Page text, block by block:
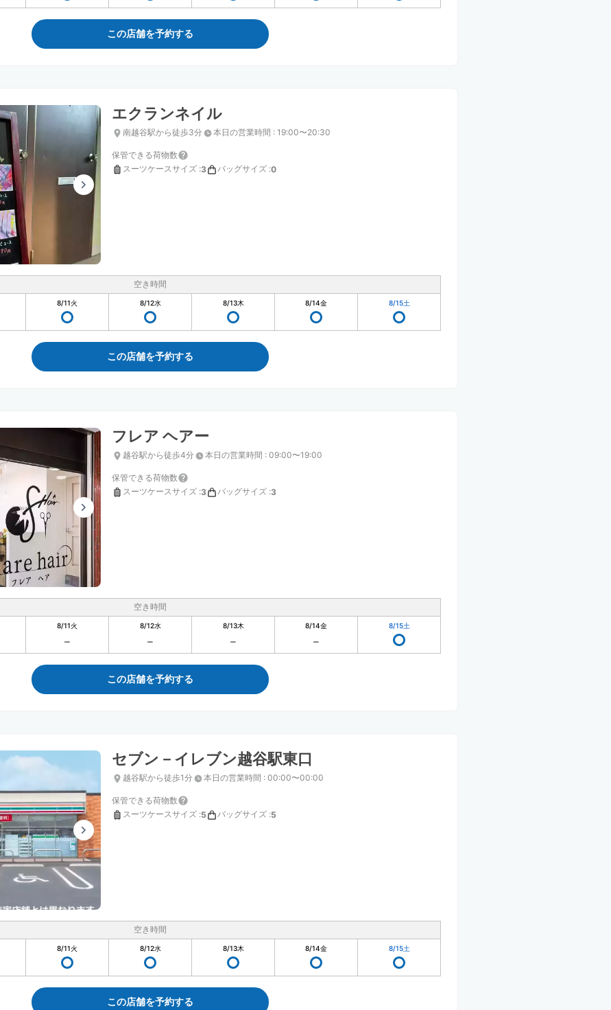
この店舗を予約する
エクランネイル
南越谷駅から徒歩3分 本日の営業時間 : 19:00〜20:30
保管できる荷物数
スーツケースサイズ :3 バッグサイズ :0
空き時間
8/11火 8/12水 8/13木 8/14金 8/15土
この店舗を予約する
フレア ヘアー
越谷駅から徒歩4分 本日の営業時間 : 09:00〜19:00
保管できる荷物数
スーツケースサイズ :3 バッグサイズ :3
空き時間
8/11火 8/12水 8/13木 8/14金 8/15土
この店舗を予約する
セブン－イレブン越谷駅東口
越谷駅から徒歩1分 本日の営業時間 : 00:00〜00:00
保管できる荷物数
スーツケースサイズ :5 バッグサイズ :5
空き時間
8/11火 8/12水 8/13木 8/14金 8/15土
この店舗を予約する